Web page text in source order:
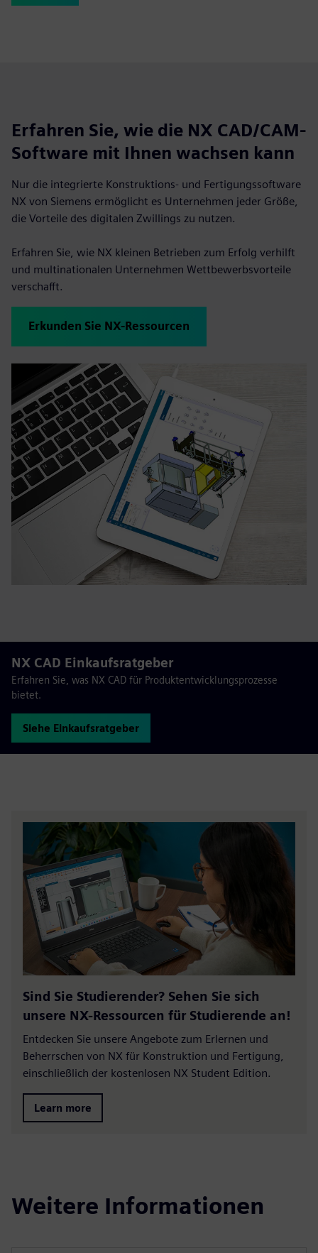
Erfahren Sie, wie die NX CAD/CAM-
Software mit Ihnen wachsen kann
Nur die integrierte Konstruktions- und Fertigungssoftware
NX von Siemens ermöglicht es Unternehmen jeder Größe,
die Vorteile des digitalen Zwillings zu nutzen.
Erfahren Sie, wie NX kleinen Betrieben zum Erfolg verhilft
und multinationalen Unternehmen Wettbewerbsvorteile
verschafft.
Erkunden Sie NX-Ressourcen
NX CAD Einkaufsratgeber
Erfahren Sie, was NX CAD für Produktentwicklungsprozesse
bietet.
Siehe Einkaufsratgeber
Sind Sie Studierender? Sehen Sie sich
unsere NX-Ressourcen für Studierende an!
Entdecken Sie unsere Angebote zum Erlernen und
Beherrschen von NX für Konstruktion und Fertigung,
einschließlich der kostenlosen NX Student Edition.
Learn more
Weitere Informationen